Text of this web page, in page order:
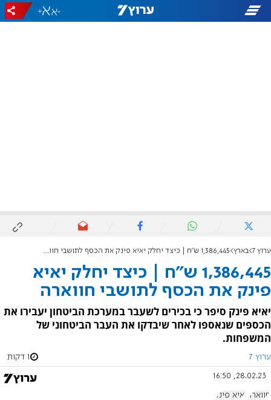
-
+
ערוץ 7 בארץ 1,386,445 ש"ח | כיצד יחלק יאיא פינק את הכסף לתושבי חווארה
1,386,445 ש"ח | כיצד יחלק יאיא
פינק את הכסף לתושבי חווארה
יאיא פינק סיפר כי בכירים לשעבר במערכת הביטחון יעבירו את
הכספים שנאספו לאחר שיבדקו את העבר הביטחוני של
המשפחות.
ערוץ 7 1 דקות
28.02.23, 16:50
חווארה יאיא פינק